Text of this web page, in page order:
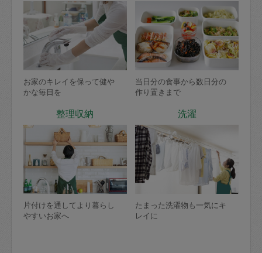
お家のキレイを保って健や
かな毎日を
当日分の食事から数日分の
作り置きまで
整理収納
片付けを通してより暮らし
やすいお家へ
洗濯
たまった洗濯物も一気にキ
レイに